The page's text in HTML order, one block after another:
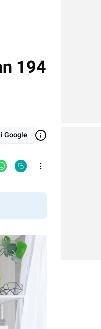
194
Google